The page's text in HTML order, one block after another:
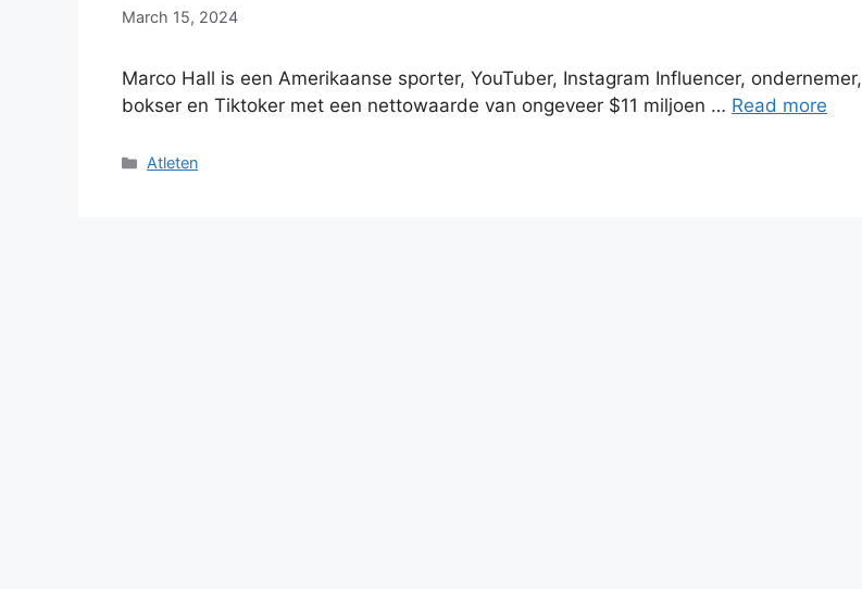
March 15, 2024
Marco Hall is een Amerikaanse sporter, YouTuber, Instagram Influencer, ondernemer,
bokser en Tiktoker met een nettowaarde van ongeveer $11 miljoen … Read more
Categories
Atleten